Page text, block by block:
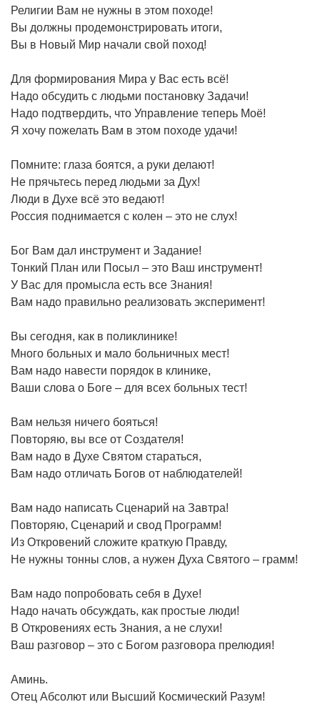
Религии Вам не нужны в этом походе!
Вы должны продемонстрировать итоги,
Вы в Новый Мир начали свой поход!
Для формирования Мира у Вас есть всё!
Надо обсудить с людьми постановку Задачи!
Надо подтвердить, что Управление теперь Моё!
Я хочу пожелать Вам в этом походе удачи!
Помните: глаза боятся, а руки делают!
Не прячьтесь перед людьми за Дух!
Люди в Духе всё это ведают!
Россия поднимается с колен – это не слух!
Бог Вам дал инструмент и Задание!
Тонкий План или Посыл – это Ваш инструмент!
У Вас для промысла есть все Знания!
Вам надо правильно реализовать эксперимент!
Вы сегодня, как в поликлинике!
Много больных и мало больничных мест!
Вам надо навести порядок в клинике,
Ваши слова о Боге – для всех больных тест!
Вам нельзя ничего бояться!
Повторяю, вы все от Создателя!
Вам надо в Духе Святом стараться,
Вам надо отличать Богов от наблюдателей!
Вам надо написать Сценарий на Завтра!
Повторяю, Сценарий и свод Программ!
Из Откровений сложите краткую Правду,
Не нужны тонны слов, а нужен Духа Святого – грамм!
Вам надо попробовать себя в Духе!
Надо начать обсуждать, как простые люди!
В Откровениях есть Знания, а не слухи!
Ваш разговор – это с Богом разговора прелюдия!
Аминь.
Отец Абсолют или Высший Космический Разум!